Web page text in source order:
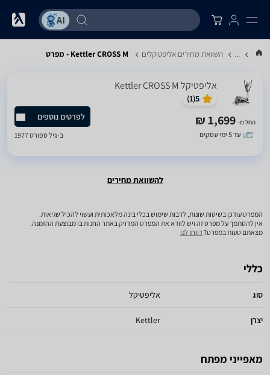
... השוואת מחירים אליפטיקלים Kettler CROSS M - מפרט
אליפטיקל Kettler CROSS M
5
(
1
)
החל מ- 1,699 ₪
עד 5 ימי עסקים
לפרטים נוספים
ב-גיל ספורט 1977
להשוואת מחירים
המפרט עודכן בשיטות שונות, לרבות שימוש בכלי בינה מלאכותית ועשוי להכיל שגיאות.
אין להסתמך על מפרט זה ויש לוודא את המפרט המדויק באתר החנות בו מבוצעת ההזמנה.
מצאתם טעות במפרט?דווחו לנו
כללי
סוג אליפטיקל
יצרן Kettler
מאפייני מפתח